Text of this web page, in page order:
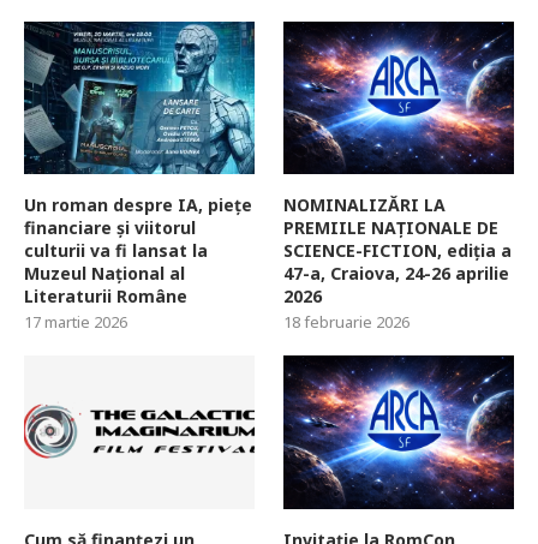
Un roman despre IA, piețe
financiare și viitorul
culturii va fi lansat la
Muzeul Național al
Literaturii Române
17 martie 2026
NOMINALIZĂRI LA
PREMIILE NAȚIONALE DE
SCIENCE-FICTION, ediția a
47-a, Craiova, 24-26 aprilie
2026
18 februarie 2026